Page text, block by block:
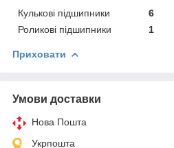
Кулькові підшипники
6
Роликові підшипники
1
Приховати
Умови доставки
Нова Пошта
Укрпошта